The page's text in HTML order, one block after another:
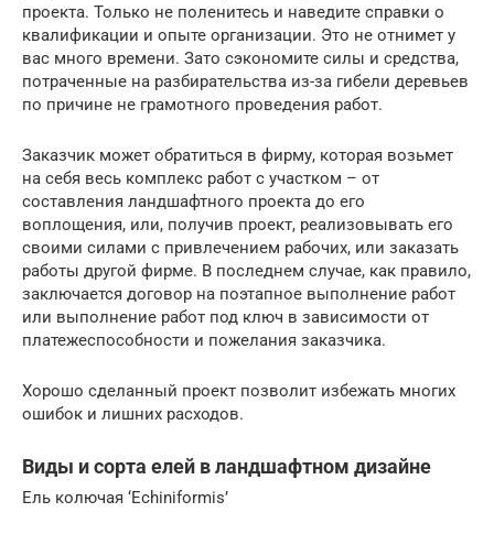
проекта. Только не поленитесь и наведите справки о
квалификации и опыте организации. Это не отнимет у
вас много времени. Зато сэкономите силы и средства,
потраченные на разбирательства из-за гибели деревьев
по причине не грамотного проведения работ.
Заказчик может обратиться в фирму, которая возьмет
на себя весь комплекс работ с участком – от
составления ландшафтного проекта до его
воплощения, или, получив проект, реализовывать его
своими силами с привлечением рабочих, или заказать
работы другой фирме. В последнем случае, как правило,
заключается договор на поэтапное выполнение работ
или выполнение работ под ключ в зависимости от
платежеспособности и пожелания заказчика.
Хорошо сделанный проект позволит избежать многих
ошибок и лишних расходов.
Виды и сорта елей в ландшафтном дизайне
Ель колючая ‘Echiniformis’